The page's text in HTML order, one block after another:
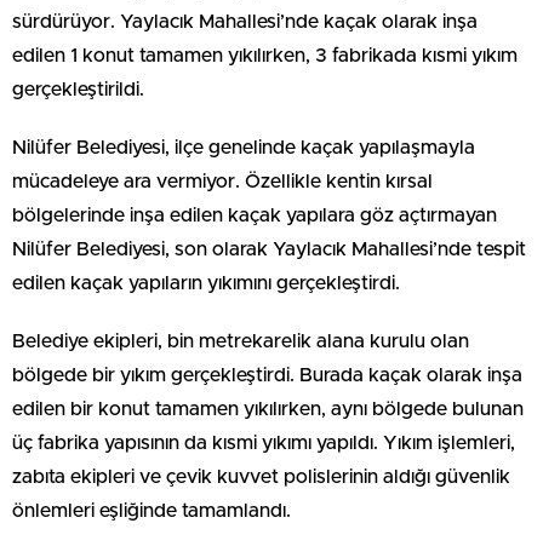
sürdürüyor. Yaylacık Mahallesi’nde kaçak olarak inşa
edilen 1 konut tamamen yıkılırken, 3 fabrikada kısmi yıkım
gerçekleştirildi.
Nilüfer Belediyesi, ilçe genelinde kaçak yapılaşmayla
mücadeleye ara vermiyor. Özellikle kentin kırsal
bölgelerinde inşa edilen kaçak yapılara göz açtırmayan
Nilüfer Belediyesi, son olarak Yaylacık Mahallesi’nde tespit
edilen kaçak yapıların yıkımını gerçekleştirdi.
Belediye ekipleri, bin metrekarelik alana kurulu olan
bölgede bir yıkım gerçekleştirdi. Burada kaçak olarak inşa
edilen bir konut tamamen yıkılırken, aynı bölgede bulunan
üç fabrika yapısının da kısmi yıkımı yapıldı. Yıkım işlemleri,
zabıta ekipleri ve çevik kuvvet polislerinin aldığı güvenlik
önlemleri eşliğinde tamamlandı.